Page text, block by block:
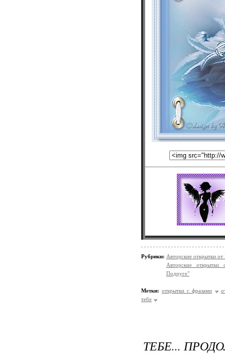
Рубрики: Авторские открытки
Авторские открытки
Подруге"
Метки: открытки с фразами
тебе
ТЕБЕ...